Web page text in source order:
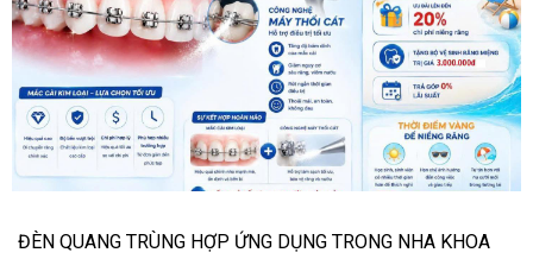
ĐÈN QUANG TRÙNG HỢP ỨNG DỤNG TRONG NHA KHOA